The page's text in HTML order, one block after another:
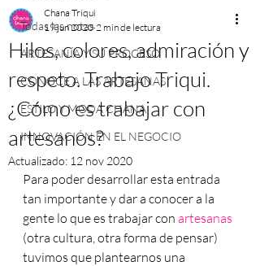
Todas las notas
ARTESANÍA Y SU PROCESO
CONOCE A LAS ARTESANAS
ESTILO Y MODA CHANA
INNOVACIÓN EN EL NEGOCIO
Hilos, colores, admiración y
respeto. Trabajo Triqui.
¿Cómo es trabajar con
artesanos?
Chana Triqui
19 jun 2020 2 min de lectura
Actualizado: 12 nov 2020
Para poder desarrollar esta entrada
tan importante y dar a conocer a la
gente lo que es trabajar con artesanas
(otra cultura, otra forma de pensar)
tuvimos que plantearnos una